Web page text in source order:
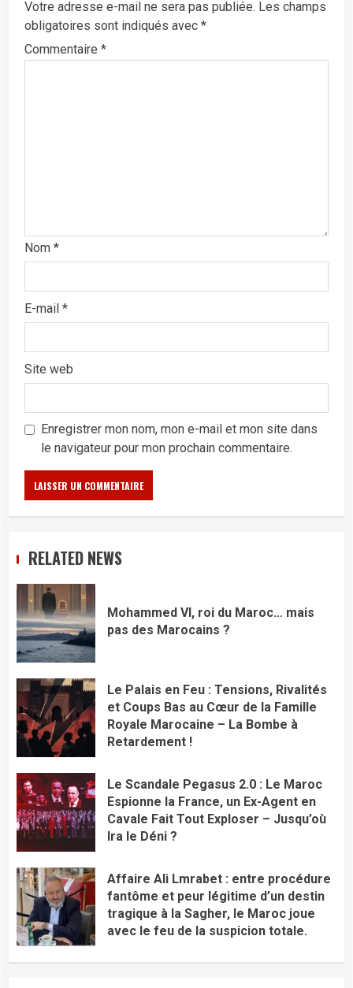
Votre adresse e-mail ne sera pas publiée. Les champs
obligatoires sont indiqués avec *
Commentaire *
Nom *
E-mail *
Site web
Enregistrer mon nom, mon e-mail et mon site dans
le navigateur pour mon prochain commentaire.
RELATED NEWS
Mohammed VI, roi du Maroc… mais
pas des Marocains ?
Le Palais en Feu : Tensions, Rivalités
et Coups Bas au Cœur de la Famille
Royale Marocaine – La Bombe à
Retardement !
Le Scandale Pegasus 2.0 : Le Maroc
Espionne la France, un Ex-Agent en
Cavale Fait Tout Exploser – Jusqu’où
Ira le Déni ?
Affaire Ali Lmrabet : entre procédure
fantôme et peur légitime d’un destin
tragique à la Sagher, le Maroc joue
avec le feu de la suspicion totale.